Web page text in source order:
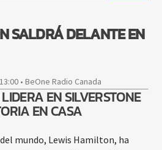
DJ MIX
SALDRÁ DELANTE EN
• BeOne Radio Canada
EN SILVERSTONE
EN CASA
mundo, Lewis Hamilton, ha